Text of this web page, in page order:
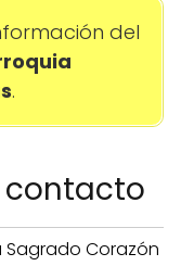
del
.
contacto
Sagrado Corazón